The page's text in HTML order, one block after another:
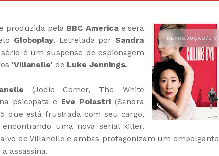
produzida pela BBC Americae será
Globoplay. Estrelada porSandra
série é um suspense de espionagem
'Villanelle' de Luke Jennings.
(Jodie Comer, The White
psicopata e Eve Polastri(Sandra
que está frustrada com seu cargo,
uma nova serial killer.
de Villanelle e ambas protagonizam um empolgante
assassina.